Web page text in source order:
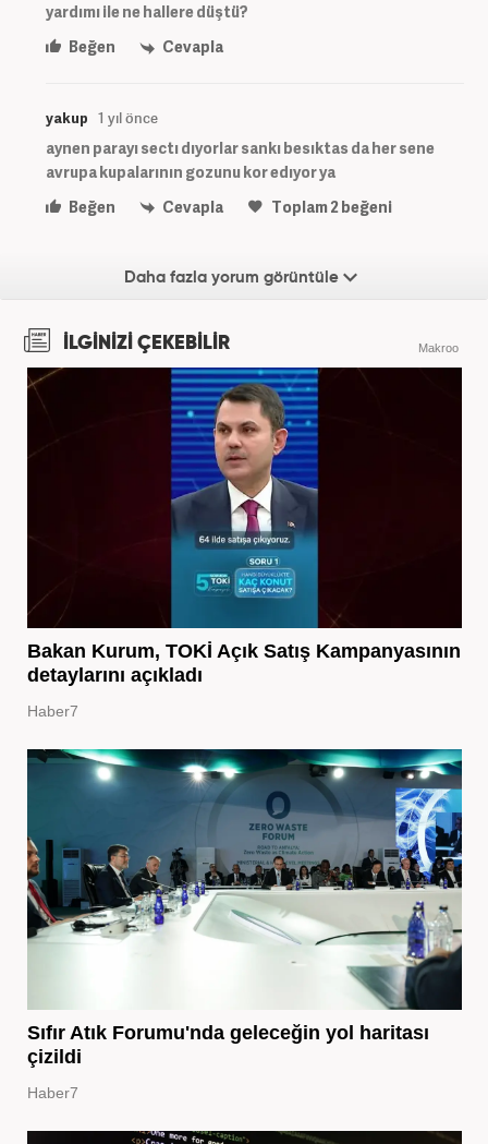
yardımı ile ne hallere düştü?
Beğen
Cevapla
yakup 1 yıl önce
aynen parayı sectı dıyorlar sankı besıktas da her sene
avrupa kupalarının gozunu kor edıyor ya
Beğen
Cevapla Toplam2 beğeni
Daha fazla yorum görüntüle
İLGİNİZİ ÇEKEBİLİR Makroo
Bakan Kurum, TOKİ Açık Satış Kampanyasının
detaylarını açıkladı
Haber7
Sıfır Atık Forumu'nda geleceğin yol haritası
çizildi
Haber7